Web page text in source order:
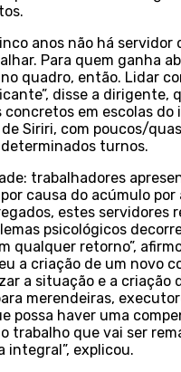
anos não há servidor
Para quem ganha
quadro, então. Lidar
disse a dirigente,
concretos em escolas do
Siriri, com poucos/
turnos.
trabalhadores
causa do acúmulo por
estes servidores
psicológicos
qualquer retorno”,
a criação de um novo
a situação e a criação
merendeiras,
possa haver uma
trabalho que vai ser
integral”, explicou.